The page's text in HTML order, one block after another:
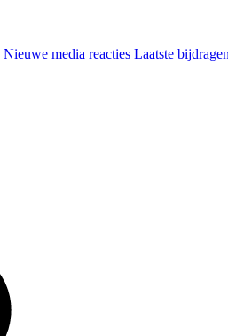
Nieuwe media reacties Laatste bijdragen